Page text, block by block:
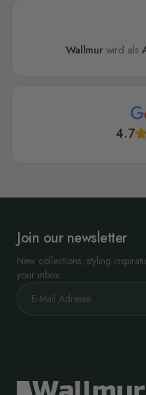
Wallmur wird als
4.7
Join our newsletter
New collections, styling
your inbox.